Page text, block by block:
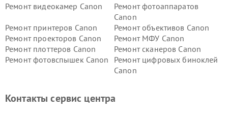
Ремонт видеокамер Canon
Ремонт фотоаппаратов
Canon
Ремонт принтеров Canon
Ремонт объективов Canon
Ремонт проекторов Canon
Ремонт МФУ Canon
Ремонт плоттеров Canon
Ремонт сканеров Canon
Ремонт фотовспышек Canon
Ремонт цифровых биноклей
Canon
Контакты сервис центра